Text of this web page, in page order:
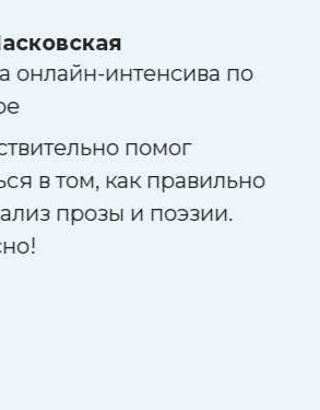
онлайн-интенсива по
помог
в том, как правильно
прозы и поэзии.